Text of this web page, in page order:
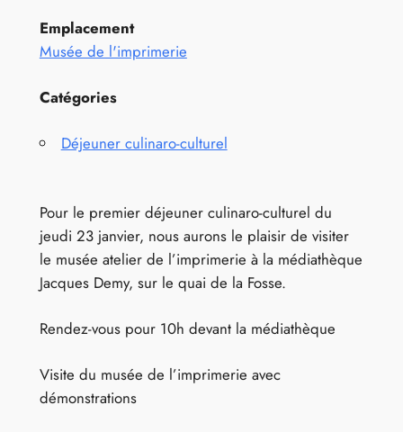
Emplacement
Musée de l'imprimerie
Catégories
Déjeuner culinaro-culturel
Pour le premier déjeuner culinaro-culturel du
jeudi 23 janvier, nous aurons le plaisir de visiter
le musée atelier de l’imprimerie à la médiathèque
Jacques Demy, sur le quai de la Fosse.
Rendez-vous pour 10h devant la médiathèque
Visite du musée de l’imprimerie avec
démonstrations